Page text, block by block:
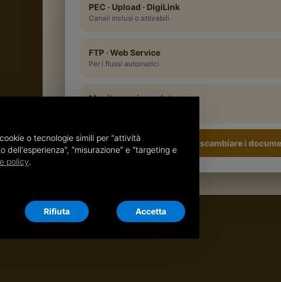
PEC · Upload · DigiLink
Canali inclusi o attivabili
FTP · Web Service
Per i flussi automatici
Monitoraggio evoluto
Scegli tu come scambiare i
o tecnologie simili per “attività
dell'esperienza”, “misurazione” e “targeting e
policy.
Rifiuta Accetta